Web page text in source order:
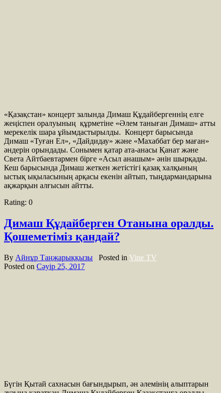
«Қазақстан» концерт залында Димаш Құдайбергеннің елге
жеңіспен оралуының құрметіне «Әлем таныған Димаш» атты
мерекелік шара ұйымдастырылды. Концерт барысында
Димаш «Туған Ел», «Дайдидау» және «Махаббат бер маған»
әндерін орындады. Сонымен қатар ата-анасы Қанат және
Света Айтбаевтармен бірге «Асыл анашым» әнін шырқады.
Кеш барысында Димаш жеткен жетістігі қазақ халқының
ыстық ықыласының арқасы екенін айтып, тыңдармандарына
ақжарқын алғысын айтты.
Rating: 0
Димаш Құдайберген Отанына оралды.
Қошеметіміз қандай?
By Айнұр Таңжарыққызы Posted in Vine TV
Posted on Сәуір 25, 2017
Бүгін Қытай сахнасын бағындырып, ән әлемінің алыптарын